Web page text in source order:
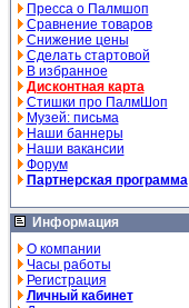
Пресса о Палмшоп
Сравнение товаров
Снижение цены
Сделать стартовой
В избранное
Дисконтная карта
Стишки про ПалмШоп
Музей: письма
Наши баннеры
Наши вакансии
Форум
Партнерская программа
Информация
О компании
Часы работы
Регистрация
Личный кабинет